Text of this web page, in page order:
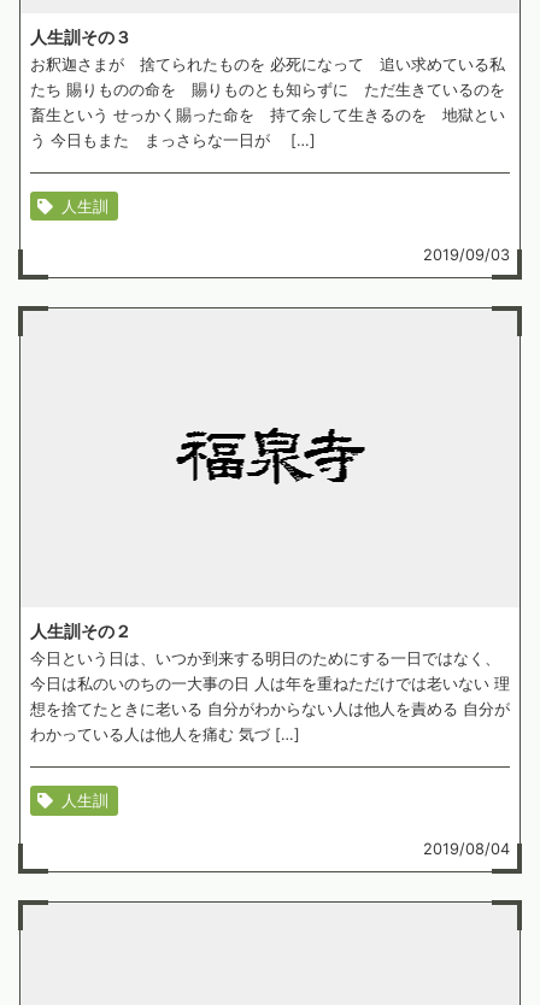
人生訓その３
お釈迦さまが 捨てられたものを 必死になって 追い求めている私
たち 賜りものの命を 賜りものとも知らずに ただ生きているのを
畜生という せっかく賜った命を 持て余して生きるのを 地獄とい
う 今日もまた まっさらな一日が […]
人生訓
2019/09/03
人生訓その２
今日という日は、いつか到来する明日のためにする一日ではなく、
今日は私のいのちの一大事の日 人は年を重ねただけでは老いない 理
想を捨てたときに老いる 自分がわからない人は他人を責める 自分が
わかっている人は他人を痛む 気づ […]
人生訓
2019/08/04